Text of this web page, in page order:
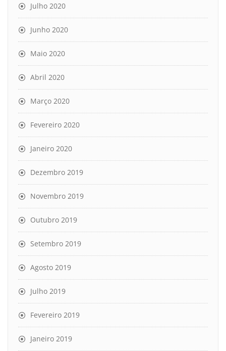
Julho 2020
Junho 2020
Maio 2020
Abril 2020
Março 2020
Fevereiro 2020
Janeiro 2020
Dezembro 2019
Novembro 2019
Outubro 2019
Setembro 2019
Agosto 2019
Julho 2019
Fevereiro 2019
Janeiro 2019